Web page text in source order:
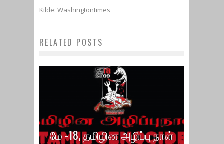
Kilde: Washingtontimes
RELATED POSTS
மே -18, தமிழின அழிப்பு நாள்